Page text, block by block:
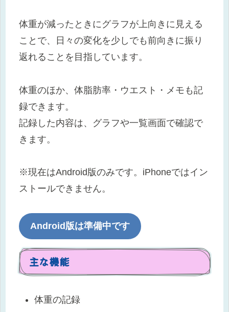
体重が減ったときにグラフが上向きに見える
ことで、日々の変化を少しでも前向きに振り
返れることを目指しています。
体重のほか、体脂肪率・ウエスト・メモも記
録できます。
記録した内容は、グラフや一覧画面で確認で
きます。
※現在はAndroid版のみです。iPhoneではイン
ストールできません。
Android版は準備中です
主な機能
体重の記録